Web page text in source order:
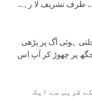
طرف تشریف لا رہے
ہوئی آگ پر پڑھی
پر چھوڑ کر آپ اس
قریب سے ایک